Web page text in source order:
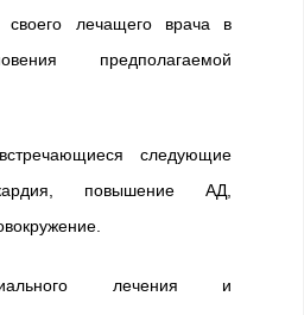
своего лечащего врача в
предполагаемой
следующие
повышение АД,
лечения и